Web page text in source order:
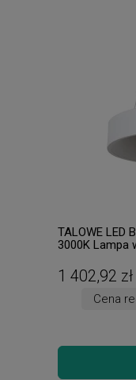
TALOWE LED
3000K Lampa
1 402,92 zł
Cena